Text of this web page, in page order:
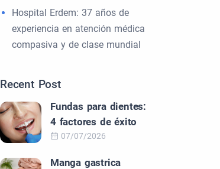
Hospital Erdem: 37 años de
experiencia en atención médica
compasiva y de clase mundial
Recent Post
Fundas para dientes:
4 factores de éxito
07/07/2026
Manga gastrica